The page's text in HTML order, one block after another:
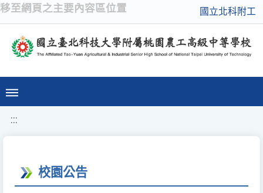
移至網頁之主要內容區位置 國立北科附工
:::
校園公告